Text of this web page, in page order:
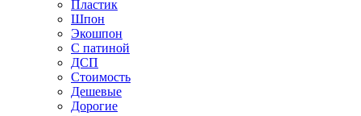
Пластик
Шпон
Экошпон
С патиной
ДСП
Стоимость
Дешевые
Дорогие